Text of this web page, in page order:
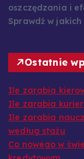
oszczędzania i
Sprawdź w
Ostatnie
Ile zarabia
Ile zarabia kurier
Ile zarabia
według stażu
Co nowego w